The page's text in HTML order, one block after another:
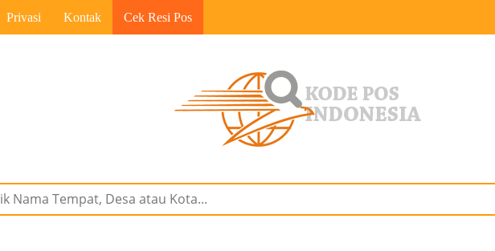
Privasi Kontak Cek Resi Pos